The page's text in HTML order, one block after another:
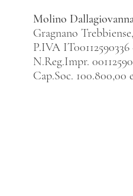
Molino
Gragnano
P.IVA IT00112590336
N.Reg.Impr.
Cap.Soc. 100.800,00